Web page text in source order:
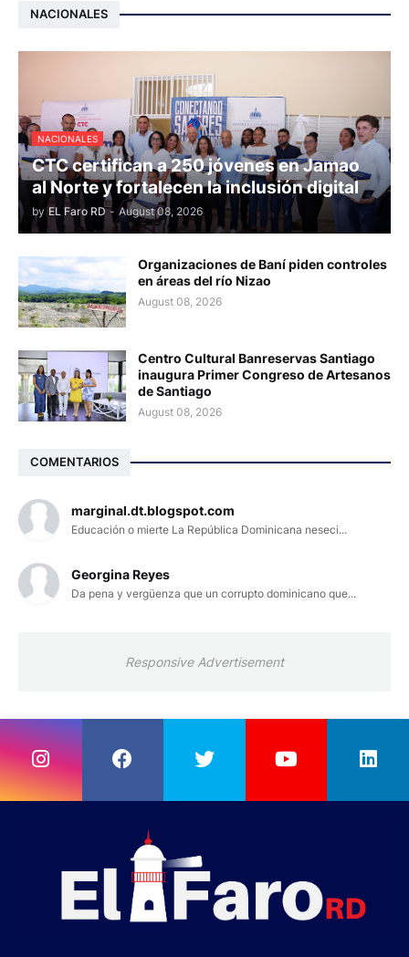
NACIONALES
NACIONALES
CTC certifican a 250 jóvenes en Jamao
al Norte y fortalecen la inclusión digital
by EL Faro RD - August 08, 2026
Organizaciones de Baní piden controles
en áreas del río Nizao
August 08, 2026
Centro Cultural Banreservas Santiago
inaugura Primer Congreso de Artesanos
de Santiago
August 08, 2026
COMENTARIOS
marginal.dt.blogspot.com
Educación o mierte La República Dominicana neseci...
Georgina Reyes
Da pena y vergüenza que un corrupto dominicano que...
Responsive Advertisement